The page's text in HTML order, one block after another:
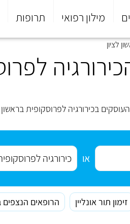
מילון רפואי תרופות
לציון
בכירורגיה לפרוסקופית בראשון
או
זימון תור אונליין הרופאים הנצפים